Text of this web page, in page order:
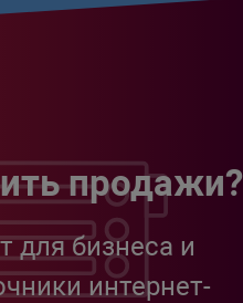
продажи?
для бизнеса и
интернет-